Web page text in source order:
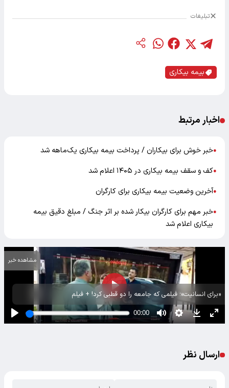
تبلیغات
بیمه بیکاری
اخبار مرتبط
●خبر خوش برای بیکاران / پرداخت بیمه بیکاری یک‌ماهه شد
●کف و سقف بیمه بیکاری در ۱۴۰۵ اعلام شد
●آخرین وضعیت بیمه بیکاری برای کارگران
●خبر مهم برای کارگران بیکار شده بر اثر جنگ / مبلغ دقیق بیمه
بیکاری اعلام شد
«برای انسانیت»؛ فیلمی که جامعه را دو قطبی کرد! + فیلم
مشاهده خبر
ارسال نظر